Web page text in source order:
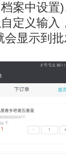
案中设置)
定义输入
显示到